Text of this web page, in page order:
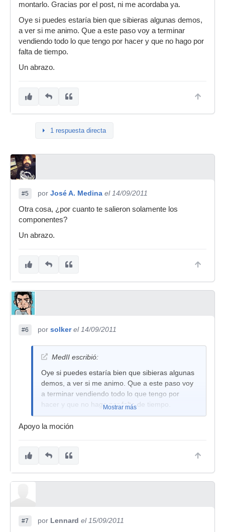
montarlo. Gracias por el post, ni me acordaba ya.
Oye si puedes estaría bien que sibieras algunas demos,
a ver si me animo. Que a este paso voy a terminar
vendiendo todo lo que tengo por hacer y que no hago por
falta de tiempo.
Un abrazo.
1 respuesta directa
#5 por José A. Medina el 14/09/2011
Otra cosa, ¿por cuanto te salieron solamente los
componentes?
Un abrazo.
#6 por solker el 14/09/2011
MedII escribió:
Oye si puedes estaría bien que sibieras algunas
demos, a ver si me animo. Que a este paso voy
a terminar vendiendo todo lo que tengo por
hacer y que no hago por falta de tiempo.
Mostrar más
Apoyo la moción
#7 por Lennard el 15/09/2011